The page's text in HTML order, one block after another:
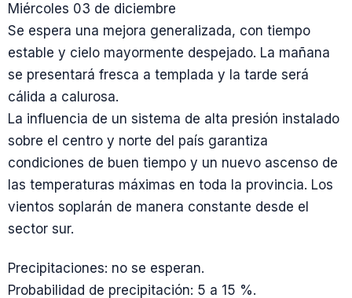
Miércoles 03 de diciembre
Se espera una mejora generalizada, con tiempo
estable y cielo mayormente despejado. La mañana
se presentará fresca a templada y la tarde será
cálida a calurosa.
La influencia de un sistema de alta presión instalado
sobre el centro y norte del país garantiza
condiciones de buen tiempo y un nuevo ascenso de
las temperaturas máximas en toda la provincia. Los
vientos soplarán de manera constante desde el
sector sur.
Precipitaciones: no se esperan.
Probabilidad de precipitación: 5 a 15 %.